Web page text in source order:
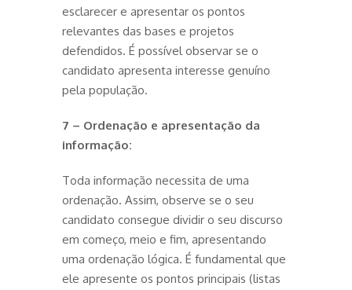
esclarecer e apresentar os pontos
relevantes das bases e projetos
defendidos. É possível observar se o
candidato apresenta interesse genuíno
pela população.
7 – Ordenação e apresentação da
informação:
Toda informação necessita de uma
ordenação. Assim, observe se o seu
candidato consegue dividir o seu discurso
em começo, meio e fim, apresentando
uma ordenação lógica. É fundamental que
ele apresente os pontos principais (listas